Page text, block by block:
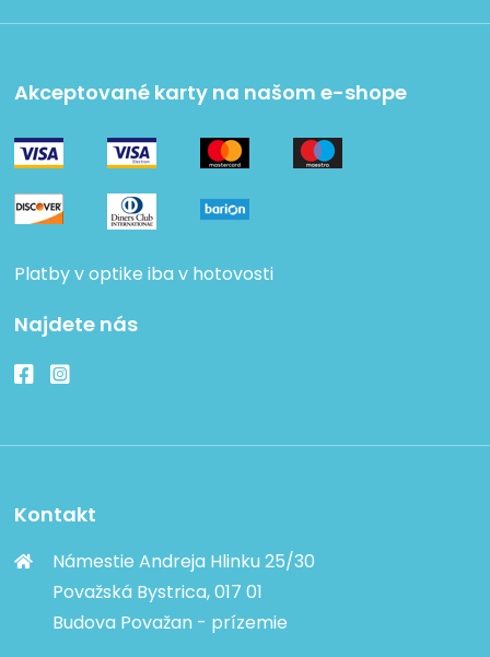
Akceptované karty na našom e-shope
Platby v optike iba v hotovosti
Najdete nás
Kontakt
Námestie Andreja Hlinku 25/30
Považská Bystrica, 017 01
Budova Považan - prízemie